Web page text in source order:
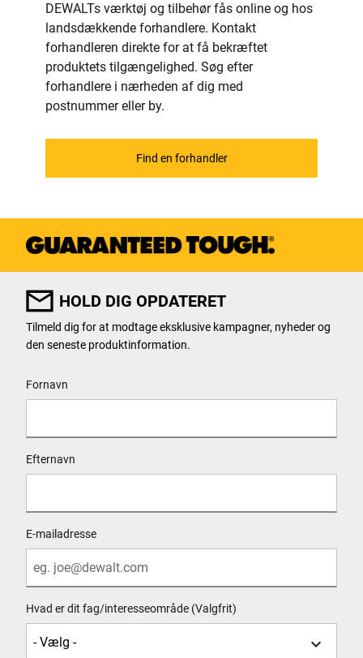
DEWALTs værktøj og tilbehør fås online og hos
landsdækkende forhandlere. Kontakt
forhandleren direkte for at få bekræftet
produktets tilgængelighed. Søg efter
forhandlere i nærheden af ​​dig med
postnummer eller by.
Find en forhandler
HOLD DIG OPDATERET
Tilmeld dig for at modtage eksklusive kampagner, nyheder og
den seneste produktinformation.
Fornavn
Efternavn
E-mailadresse
Hvad er dit fag/interesseområde (Valgfrit)